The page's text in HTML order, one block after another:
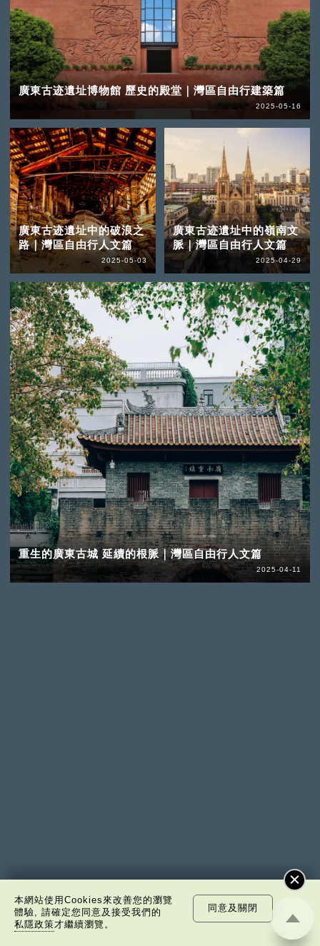
廣東古迹遺址博物館 歷史的殿堂｜灣區自由行建築篇
2025-05-16
廣東古迹遺址中的破浪之
路｜灣區自由行人文篇
2025-05-03
廣東古迹遺址中的嶺南文
脈｜灣區自由行人文篇
2025-04-29
重生的廣東古城 延續的根脈｜灣區自由行人文篇
2025-04-11
本網站使用Cookies來改善您的瀏覽
體驗, 請確定您同意及接受我們的
私隱政策才繼續瀏覽。
同意及關閉